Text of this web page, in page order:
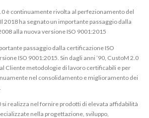
è continuamente rivolta al perfezionamento del
2018 ha segnato un importante passaggio dalla
alla nuova versione ISO 9001:2015
passaggio dalla certificazione ISO
ISO 9001:2015. Sin dagli anni ’90, CustoM 2.0
Cliente metodologie di lavoro certificabili e per
nel consolidamento e miglioramento dei
si realizza nel fornire prodotti di elevata affidabilità
nella progettazione, sviluppo,